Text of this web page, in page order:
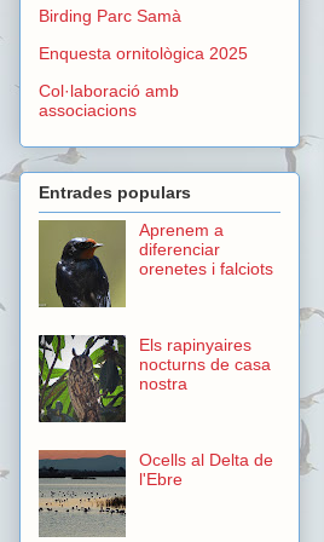
Birding Parc Samà
Enquesta ornitològica 2025
Col·laboració amb
associacions
Entrades populars
Aprenem a
diferenciar
orenetes i falciots
Els rapinyaires
nocturns de casa
nostra
Ocells al Delta de
l'Ebre